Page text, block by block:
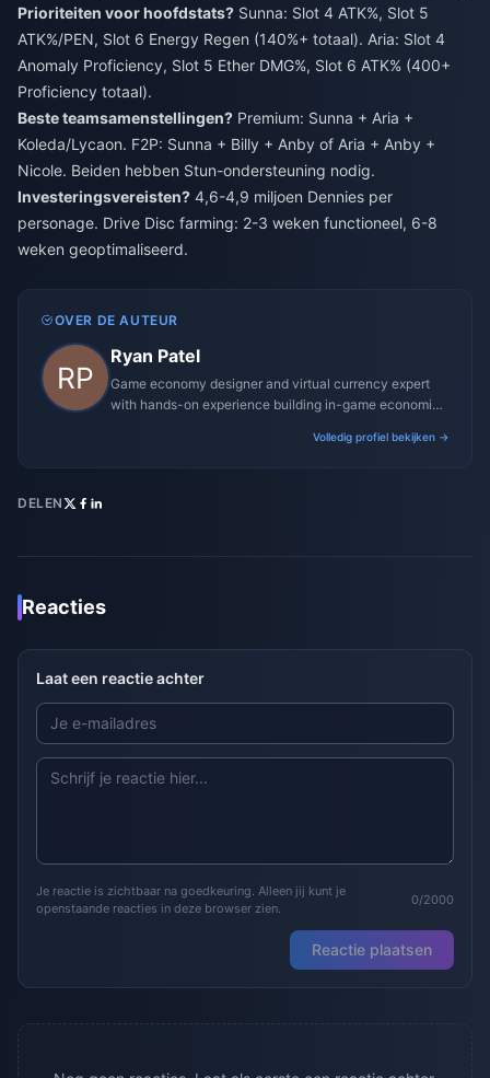
Prioriteiten voor hoofdstats? Sunna: Slot 4 ATK%, Slot 5
ATK%/PEN, Slot 6 Energy Regen (140%+ totaal). Aria: Slot 4
Anomaly Proficiency, Slot 5 Ether DMG%, Slot 6 ATK% (400+
Proficiency totaal).
Beste teamsamenstellingen? Premium: Sunna + Aria +
Koleda/Lycaon. F2P: Sunna + Billy + Anby of Aria + Anby +
Nicole. Beiden hebben Stun-ondersteuning nodig.
Investeringsvereisten? 4,6-4,9 miljoen Dennies per
personage. Drive Disc farming: 2-3 weken functioneel, 6-8
weken geoptimaliseerd.
OVER DE AUTEUR
Ryan Patel
Game economy designer and virtual currency expert
with hands-on experience building in-game economies
Volledig profiel bekijken →
DELEN
Reacties
Laat een reactie achter
Je reactie is zichtbaar na goedkeuring. Alleen jij kunt je
openstaande reacties in deze browser zien.
0/2000
Reactie plaatsen